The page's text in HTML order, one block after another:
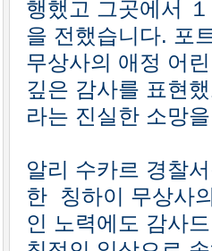
행했고 그곳에서
을 전했습니다. 포
무상사의 애정 어린
깊은 감사를 표현
라는 진실한 소망
알리 수카르 경찰
한 칭하이 무상사
인 노력에도 감사